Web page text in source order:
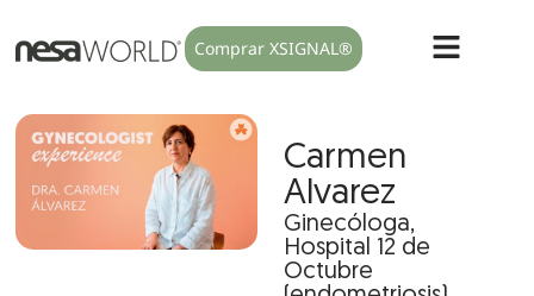
Comprar XSIGNAL®
Carmen
Alvarez
Ginecóloga,
Hospital 12 de
Octubre